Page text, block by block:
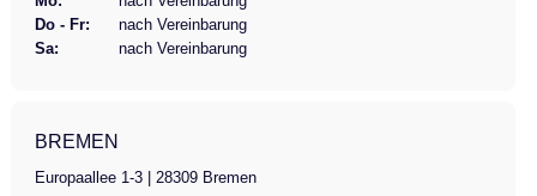
Do - Fr:
nach Vereinbarung
Sa:
nach Vereinbarung
BREMEN
Europaallee 1-3 | 28309 Bremen